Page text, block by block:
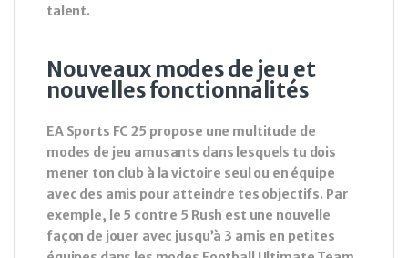
talent.
Nouveaux modes de jeu et
nouvelles fonctionnalités
EA Sports FC 25 propose une multitude de
modes de jeu amusants dans lesquels tu dois
mener ton club à la victoire seul ou en équipe
avec des amis pour atteindre tes objectifs. Par
exemple, le 5 contre 5 Rush est une nouvelle
façon de jouer avec jusqu’à 3 amis en petites